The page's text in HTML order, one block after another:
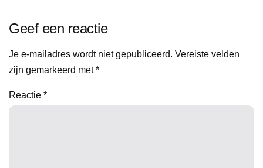
Geef een reactie
Je e-mailadres wordt niet gepubliceerd. Vereiste velden
zijn gemarkeerd met*
Reactie *